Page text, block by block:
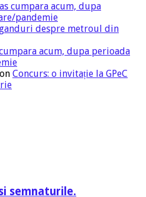
cumpara acum, dupa
pandemie
despre metroul din
acum, dupa perioada
on Concurs: o invitație la GPeC
semnaturile.